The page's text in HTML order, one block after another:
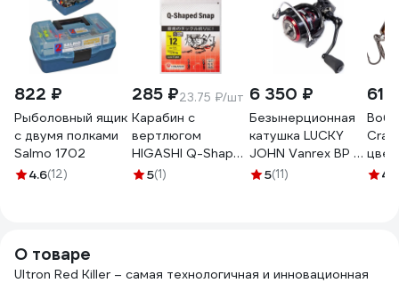
822 ₽
Рыболовный ящик
с двумя полками
Salmo 1702
4.6(12)
285 ₽23.75 ₽/шт
Карабин с
вертлюгом
HIGASHI Q-Shaped
Snap, #12
5(1)
6 350 ₽
Безынерционная
катушка LUCKY
JOHN Vanrex BP 7
3000FD LJ-1130FD
5(11) 4.9
О товаре
Ultron Red Killer – самая технологичная и инновационная